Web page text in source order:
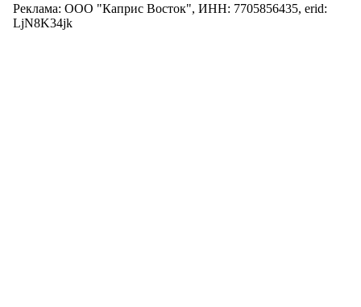
Реклама: ООО "Каприс Восток", ИНН: 7705856435, erid:
LjN8K34jk